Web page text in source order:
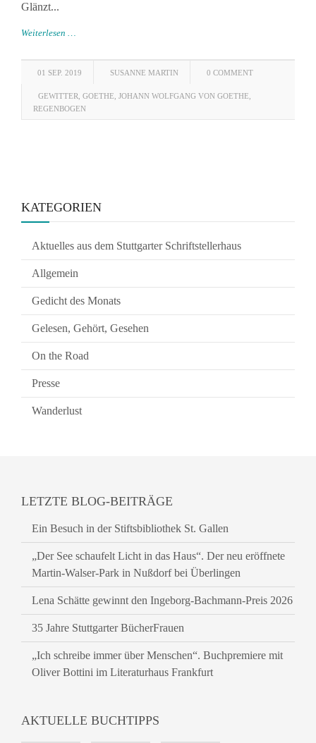
Glänzt...
Weiterlesen …
01 SEP. 2019 SUSANNE MARTIN 0 COMMENT
GEWITTER GOETHE JOHANN WOLFGANG VON GOETHE
REGENBOGEN
KATEGORIEN
Aktuelles aus dem Stuttgarter Schriftstellerhaus
Allgemein
Gedicht des Monats
Gelesen, Gehört, Gesehen
On the Road
Presse
Wanderlust
LETZTE BLOG-BEITRÄGE
Ein Besuch in der Stiftsbibliothek St. Gallen
„Der See schaufelt Licht in das Haus“. Der neu eröffnete
Martin-Walser-Park in Nußdorf bei Überlingen
Lena Schätte gewinnt den Ingeborg-Bachmann-Preis 2026
35 Jahre Stuttgarter BücherFrauen
„Ich schreibe immer über Menschen“. Buchpremiere mit
Oliver Bottini im Literaturhaus Frankfurt
AKTUELLE BUCHTIPPS